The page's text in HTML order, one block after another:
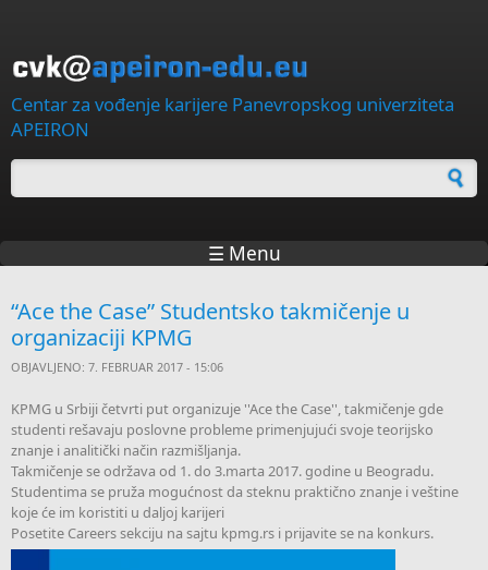
Centar za vođenje karijere Panevropskog univerziteta
APEIRON
Forma za pretragu
☰ Menu
“Ace the Case” Studentsko takmičenje u
organizaciji KPMG
OBJAVLJENO: 7. FEBRUAR 2017 - 15:06
KPMG u Srbiji četvrti put organizuje ''Ace the Case'', takmičenje gde
studenti rešavaju poslovne probleme primenjujući svoje teorijsko
znanje i analitički način razmišljanja.
Takmičenje se održava od 1. do 3.marta 2017. godine u Beogradu.
Studentima se pruža mogućnost da steknu praktično znanje i veštine
koje će im koristiti u daljoj karijeri
Posetite Careers sekciju na sajtu kpmg.rs i prijavite se na konkurs.